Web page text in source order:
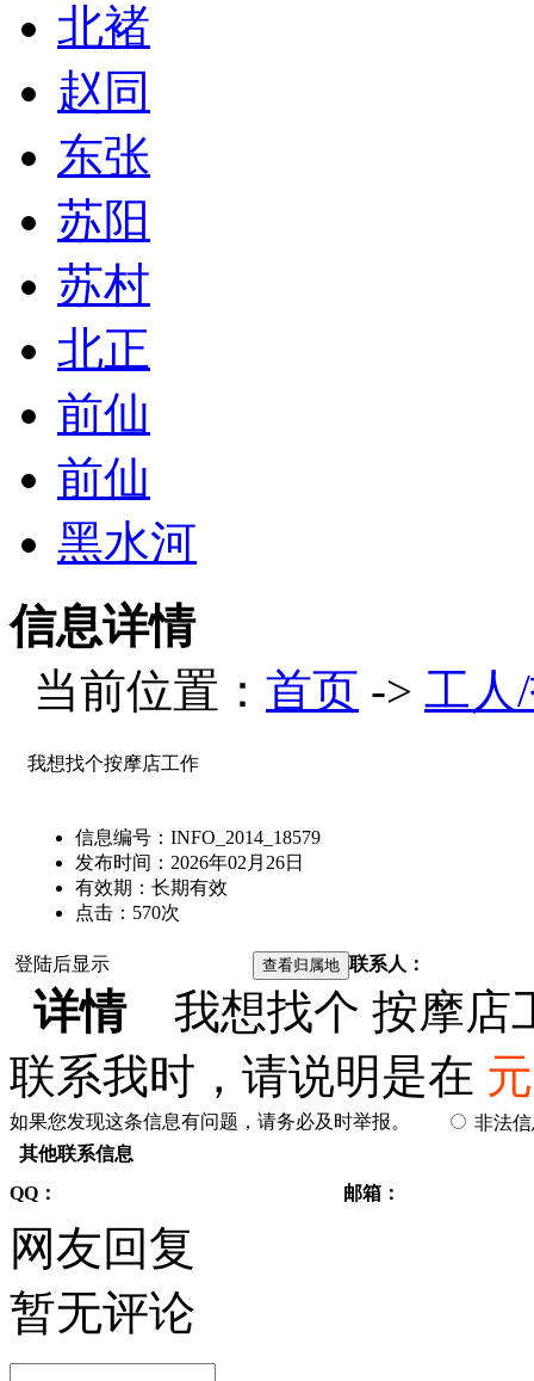
北褚
赵同
东张
苏阳
苏村
北正
前仙
前仙
黑水河
信息详情
当前位置： 首页 -> 工人
我想找个按摩店工作
信息编号： INFO_2014_18579
发布时间： 2026年02月26日
有效期： 长期有效
点击： 570次
登陆后显示 联系人：
详情
我想找个 按摩店
联系我时，请说明是在
如果您发现这条信息有问题，请务必及时举报。
非法
其他联系信息
QQ：
邮箱：
网友回复
暂无评论